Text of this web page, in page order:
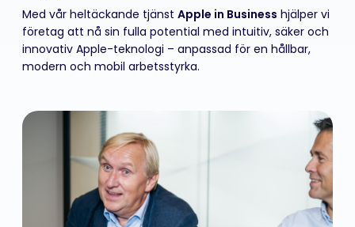
Med vår heltäckande tjänst Apple in Business hjälper vi
företag att nå sin fulla potential med intuitiv, säker och
innovativ Apple-teknologi – anpassad för en hållbar,
modern och mobil arbetsstyrka.